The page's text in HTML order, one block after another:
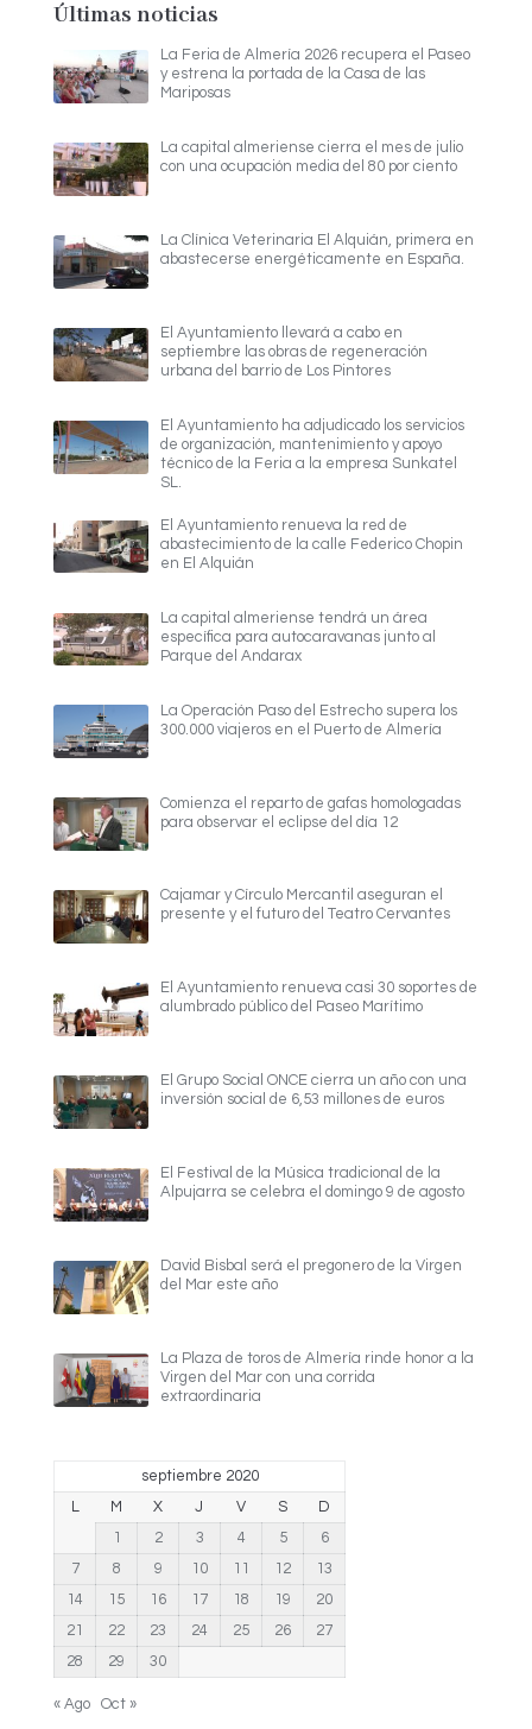
Últimas noticias
La Feria de Almería 2026 recupera el Paseo
y estrena la portada de la Casa de las
Mariposas
La capital almeriense cierra el mes de julio
con una ocupación media del 80 por ciento
La Clínica Veterinaria El Alquián, primera en
abastecerse energéticamente en España.
El Ayuntamiento llevará a cabo en
septiembre las obras de regeneración
urbana del barrio de Los Pintores
El Ayuntamiento ha adjudicado los servicios
de organización, mantenimiento y apoyo
técnico de la Feria a la empresa Sunkatel
SL.
El Ayuntamiento renueva la red de
abastecimiento de la calle Federico Chopin
en El Alquián
La capital almeriense tendrá un área
específica para autocaravanas junto al
Parque del Andarax
La Operación Paso del Estrecho supera los
300.000 viajeros en el Puerto de Almería
Comienza el reparto de gafas homologadas
para observar el eclipse del día 12
Cajamar y Círculo Mercantil aseguran el
presente y el futuro del Teatro Cervantes
El Ayuntamiento renueva casi 30 soportes de
alumbrado público del Paseo Marítimo
El Grupo Social ONCE cierra un año con una
inversión social de 6,53 millones de euros
El Festival de la Música tradicional de la
Alpujarra se celebra el domingo 9 de agosto
David Bisbal será el pregonero de la Virgen
del Mar este año
La Plaza de toros de Almería rinde honor a la
Virgen del Mar con una corrida
extraordinaria
septiembre 2020
L
M X J V S
D
1
2 3 4 5
6
7
8 9 10 11 12
13
14
15 16 17 18 19
20
21
22 23 24 25 26
27
28
29 30
« Ago Oct »